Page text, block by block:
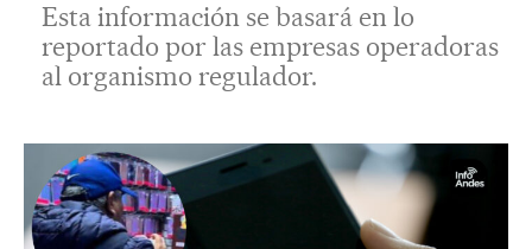
Esta información se basará en lo
reportado por las empresas operadoras
al organismo regulador.